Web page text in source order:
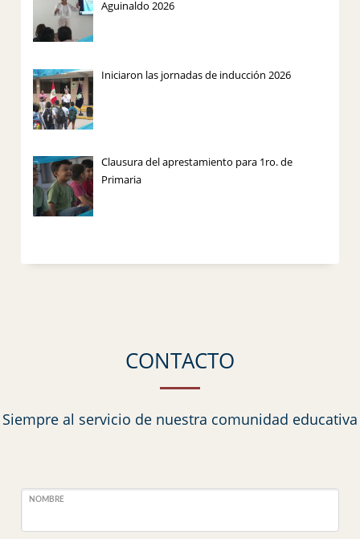
Aguinaldo 2026
Iniciaron las jornadas de inducción 2026
Clausura del aprestamiento para 1ro. de
Primaria
CONTACTO
Siempre al servicio de nuestra comunidad educativa
NOMBRE